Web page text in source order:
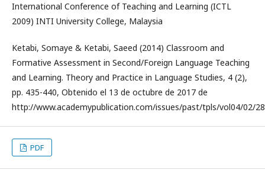
International Conference of Teaching and Learning (ICTL
2009) INTI University College, Malaysia
Ketabi, Somaye & Ketabi, Saeed (2014) Classroom and
Formative Assessment in Second/Foreign Language Teaching
and Learning. Theory and Practice in Language Studies, 4 (2),
pp. 435-440, Obtenido el 13 de octubre de 2017 de
http://www.academypublication.com/issues/past/tpls/vol04/02/
PDF